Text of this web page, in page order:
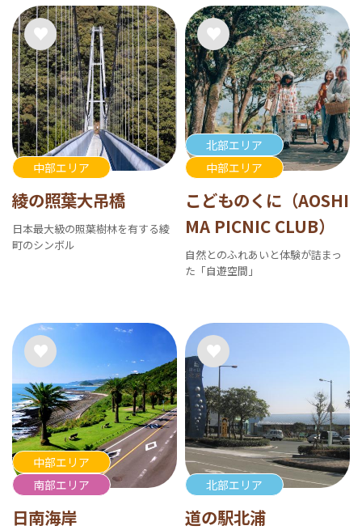
中部エリア
綾の照葉大吊橋
日本最大級の照葉樹林を有する綾
町のシンボル
北部エリア
中部エリア
こどものくに（AOSHI
MA PICNIC CLUB）
自然とのふれあいと体験が詰まっ
た「自遊空間」
中部エリア
南部エリア
日南海岸
北部エリア
道の駅北浦